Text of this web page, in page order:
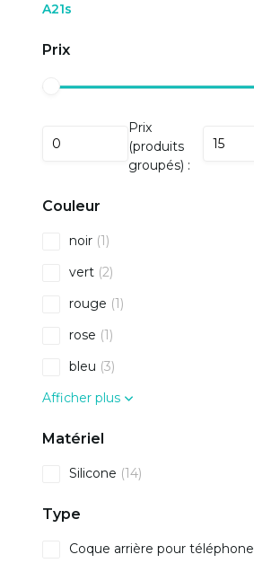
A21s
Prix
Prix
(produits
groupés) :
Couleur
noir (1)
vert (2)
rouge (1)
rose (1)
bleu (3)
Afficher plus
Matériel
Silicone (14)
Type
Coque arrière pour téléphone
Délai de rétractation de 100 jours